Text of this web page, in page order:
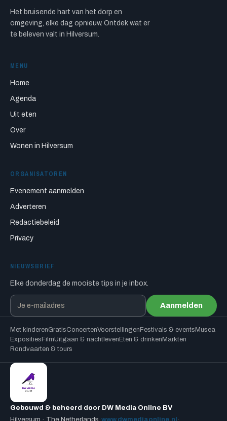
Het bruisende hart van het dorp en
omgeving, elke dag opnieuw. Ontdek wat er
te beleven valt in Hilversum.
MENU
Home
Agenda
Uit eten
Over
Wonen in Hilversum
ORGANISATOREN
Evenement aanmelden
Adverteren
Redactiebeleid
Privacy
NIEUWSBRIEF
Elke donderdag de mooiste tips in je inbox.
Aanmelden
Met kinderenGratisConcertenVoorstellingenFestivals & eventsMusea
ExpositiesFilmUitgaan & nachtlevenEten & drinkenMarkten
Rondvaarten & tours
Gebouwd & beheerd door DW Media Online BV
Hilversum · The Netherlands ·www.dwmediaonline.nl ·